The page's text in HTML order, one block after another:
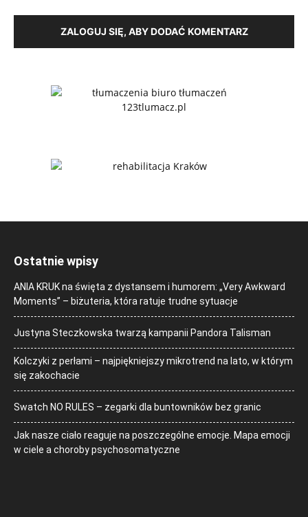
ZALOGUJ SIĘ, ABY DODAĆ KOMENTARZ
Ostatnie wpisy
ANIA KRUK na święta z dystansem i humorem: „Very Awkward
Moments” – biżuteria, która ratuje trudne sytuacje
Justyna Steczkowska twarzą kampanii Pandora Talisman
Kolczyki z perłami – najpiękniejszy mikrotrend na lato, w którym
się zakochacie
Swatch NO RULES – zegarki dla buntowników bez granic
Jak nasze ciało reaguje na poszczególne emocje. Mapa emocji
w ciele a choroby psychosomatyczne